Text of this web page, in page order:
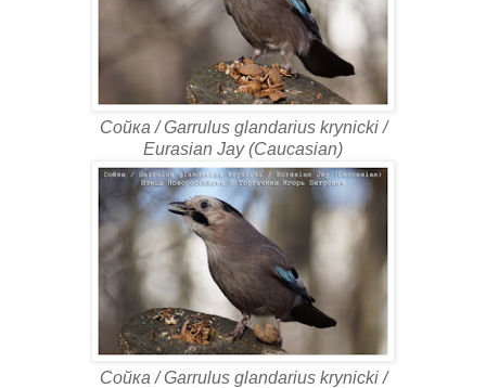
Сойка / Garrulus glandarius krynicki /
Eurasian Jay (Caucasian)
Сойка / Garrulus glandarius krynicki /